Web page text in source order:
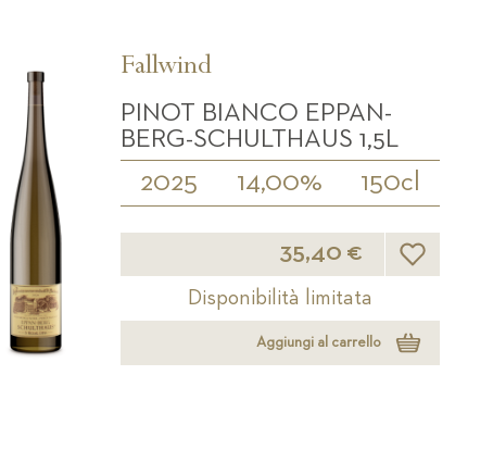
Fallwind
PINOT BIANCO EPPAN-
BERG-SCHULTHAUS 1,5L
2025 14,00% 150cl
35,40 € Lista
Disponibilità limitata
Aggiungi al carrello